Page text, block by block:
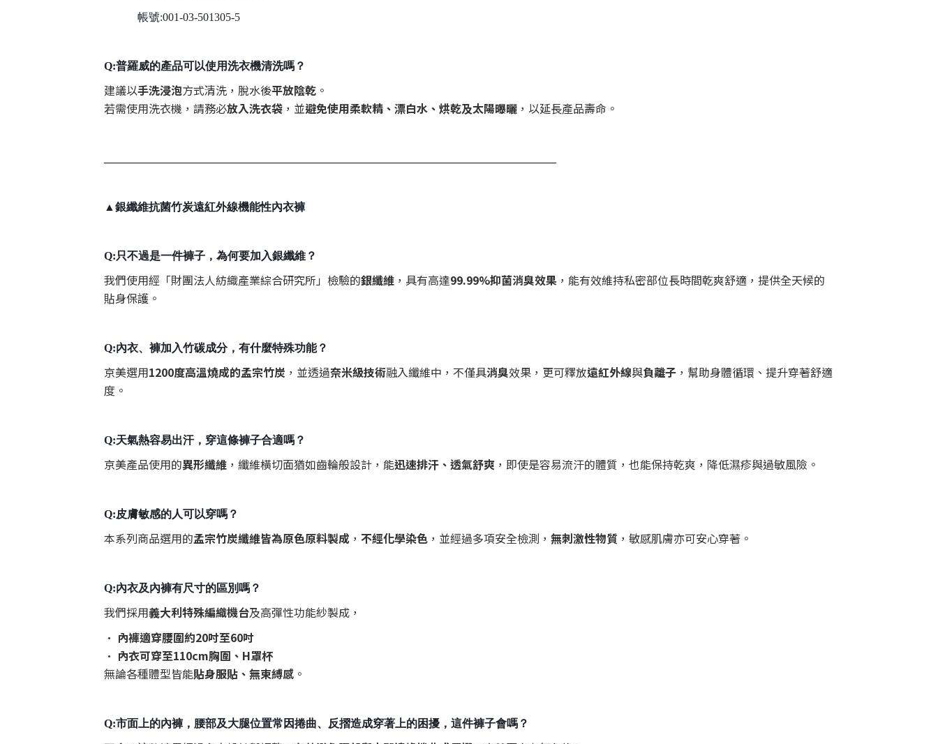
帳號:001-03-501305-5
Q:普羅威的產品可以使用洗衣機清洗嗎？
建議以手洗浸泡方式清洗，脫水後平放陰乾 。
若需使用洗衣機，請務必放入洗衣袋 ，並避免使用柔軟精、漂白水、烘乾及太陽曝曬 ，以延長產品壽命。
▲銀纖維抗菌竹炭遠紅外線機能性內衣褲
Q:只不過是一件褲子，為何要加入銀纖維？
我們使用經「財團法人紡織產業綜合研究所」檢驗的銀纖維 ，具有高達99.99%抑菌消臭效果 ，能有效維持私密部位長時間乾爽舒適，提供全天候的
貼身保護。
Q:內衣、褲加入竹碳成分，有什麼特殊功能？
京美選用1200度高溫燒成的孟宗竹炭 ，並透過奈米級技術融入纖維中，不僅具消臭效果，更可釋放遠紅外線與負離子 ，幫助身體循環、提升穿著舒適
度。
Q:天氣熱容易出汗，穿這條褲子合適嗎？
京美產品使用的異形纖維 ，纖維橫切面猶如齒輪般設計，能迅速排汗、透氣舒爽 ，即使是容易流汗的體質，也能保持乾爽，降低濕疹與過敏風險。
Q:皮膚敏感的人可以穿嗎？
本系列商品選用的孟宗竹炭纖維皆為原色原料製成 ， 不經化學染色 ，並經過多項安全檢測， 無刺激性物質 ，敏感肌膚亦可安心穿著。
Q:內衣及內褲有尺寸的區別嗎？
我們採用義大利特殊編織機台及高彈性功能紗製成，
• 內褲適穿腰圍約20吋至60吋
• 內衣可穿至110cm胸圍、H罩杯
無論各種體型皆能貼身服貼、無束縛感 。
Q:市面上的內褲，腰部及大腿位置常因捲曲、反摺造成穿著上的困擾，這件褲子會嗎？